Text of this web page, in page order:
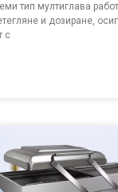
тип мултиглава
и дозиране,
с